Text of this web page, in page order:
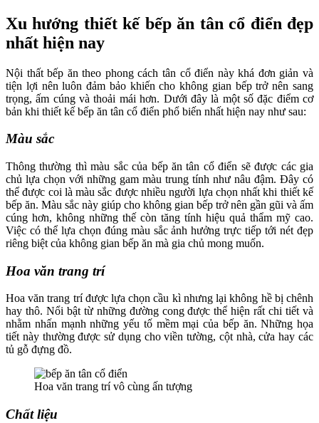
Xu hướng thiết kế bếp ăn tân cổ điển đẹp
nhất hiện nay
Nội thất bếp ăn theo phong cách tân cổ điển này khá đơn giản và
tiện lợi nên luôn đảm bảo khiến cho không gian bếp trở nên sang
trọng, ấm cúng và thoải mái hơn. Dưới đây là một số đặc điểm cơ
bản khi thiết kế bếp ăn tân cổ điển phổ biến nhất hiện nay như sau:
Màu sắc
Thông thường thì màu sắc của bếp ăn tân cổ điển sẽ được các gia
chủ lựa chọn với những gam màu trung tính như nâu đậm. Đây có
thể được coi là màu sắc được nhiều người lựa chọn nhất khi thiết kế
bếp ăn. Màu sắc này giúp cho không gian bếp trở nên gần gũi và ấm
cúng hơn, không những thế còn tăng tính hiệu quả thẩm mỹ cao.
Việc có thể lựa chọn đúng màu sắc ảnh hưởng trực tiếp tới nét đẹp
riêng biệt của không gian bếp ăn mà gia chủ mong muốn.
Hoa văn trang trí
Hoa văn trang trí được lựa chọn cầu kì nhưng lại không hề bị chênh
hay thô. Nổi bật từ những đường cong được thể hiện rất chi tiết và
nhằm nhấn mạnh những yếu tố mềm mại của bếp ăn. Những họa
tiết này thường được sử dụng cho viền tường, cột nhà, cửa hay các
tủ gỗ đựng đồ.
Hoa văn trang trí vô cùng ấn tượng
Chất liệu